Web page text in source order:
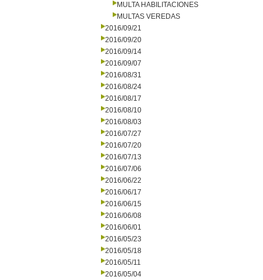
MULTA HABILITACIONES
MULTAS VEREDAS
2016/09/21
2016/09/20
2016/09/14
2016/09/07
2016/08/31
2016/08/24
2016/08/17
2016/08/10
2016/08/03
2016/07/27
2016/07/20
2016/07/13
2016/07/06
2016/06/22
2016/06/17
2016/06/15
2016/06/08
2016/06/01
2016/05/23
2016/05/18
2016/05/11
2016/05/04